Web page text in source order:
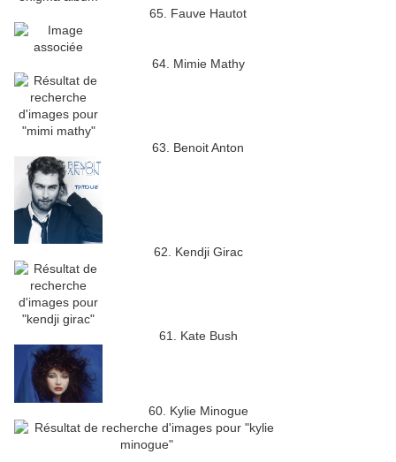
65. Fauve Hautot
64. Mimie Mathy
63. Benoit Anton
62. Kendji Girac
61. Kate Bush
60. Kylie Minogue